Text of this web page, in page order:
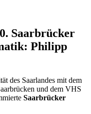
Saarbrücker
Philipp
des Saarlandes mit dem
und dem VHS
Saarbrücker